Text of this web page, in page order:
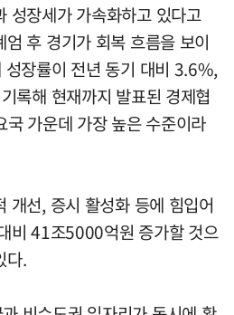
성장세가 가속화하고 있다고
후 경기가 회복 흐름을 보이
장률이 전년 동기 대비 3.6%,
록해 현재까지 발표된 경제협
가운데 가장 높은 수준이라
개선, 증시 활성화 등에 힘입어
비 41조5000억원 증가할 것으
다.